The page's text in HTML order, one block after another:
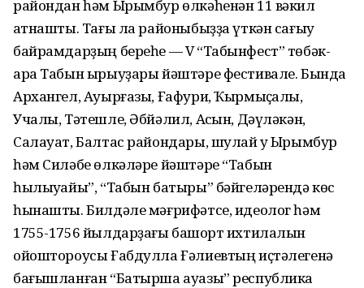
райондан һəм Ырымбур өлкəһенəн 11 вəкил
ҡатнашты. Тағы ла районыбыҙҙа үткəн сағыу
байрамдарҙың береһе — V “Табынфест” төбəк-
ара Табын ырыуҙары йəштəре фестивале. Бында
Архангел, Ауырғазы, Ғафури, Ҡырмыҫҡалы,
Учалы, Тəтешле, Əбйəлил, Асҡын, Дəүлəкəн,
Салауат, Балтас райондары, шулай уҡ Ырымбур
һəм Силəбе өлкəлəре йəштəре “Табын
һылыуҡайы”, “Табын батыры” бəйгелəрендə көс
һынашты. Билдəле мəғрифəтсе, идеолог һəм
1755-1756 йылдарҙағы башҡорт ихтилалын
ойоштороусы Ғабдулла Ғəлиевтың иҫтəлегенə
бағышланған “Батырша ауазы” республика